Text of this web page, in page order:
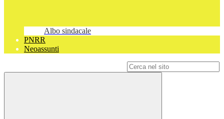
Albo sindacale
PNRR
Neoassunti